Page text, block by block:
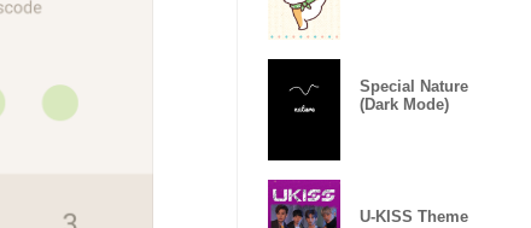
Special Nature
(Dark Mode)
U-KISS Theme